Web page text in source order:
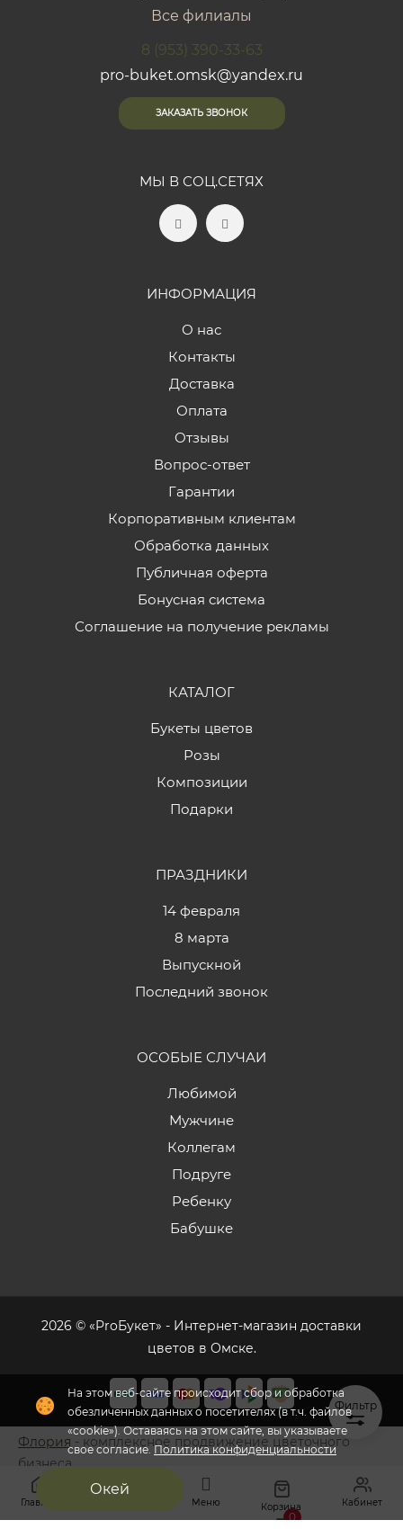
Главная Меню Корзина
0
Кабинет
На этом веб-сайте происходит сбор и обработка
обезличенных данных о посетителях (в т.ч. файлов
«cookie»). Оставаясь на этом сайте, вы указываете
свое согласие.Политика конфиденциальности
Окей
Все филиалы
8 (953) 390-33-63
pro-buket.omsk@yandex.ru
ЗАКАЗАТЬ ЗВОНОК
МЫ В СОЦ.СЕТЯХ
ИНФОРМАЦИЯ
О нас
Контакты
Доставка
Оплата
Отзывы
Вопрос-ответ
Гарантии
Корпоративным клиентам
Обработка данных
Публичная оферта
Бонусная система
Соглашение на получение рекламы
КАТАЛОГ
Букеты цветов
Розы
Композиции
Подарки
ПРАЗДНИКИ
14 февраля
8 марта
Выпускной
Последний звонок
ОСОБЫЕ СЛУЧАИ
Любимой
Мужчине
Коллегам
Подруге
Ребенку
Бабушке
2026 © «ProБукет» - Интернет-магазин доставки
цветов в Омске.
Флория - комплексное продвижение цветочного
бизнеса
Фильтр